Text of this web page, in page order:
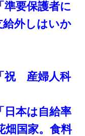
保護者に
給外しはいか
祝 産婦人科
は自給率
畑国家。食料